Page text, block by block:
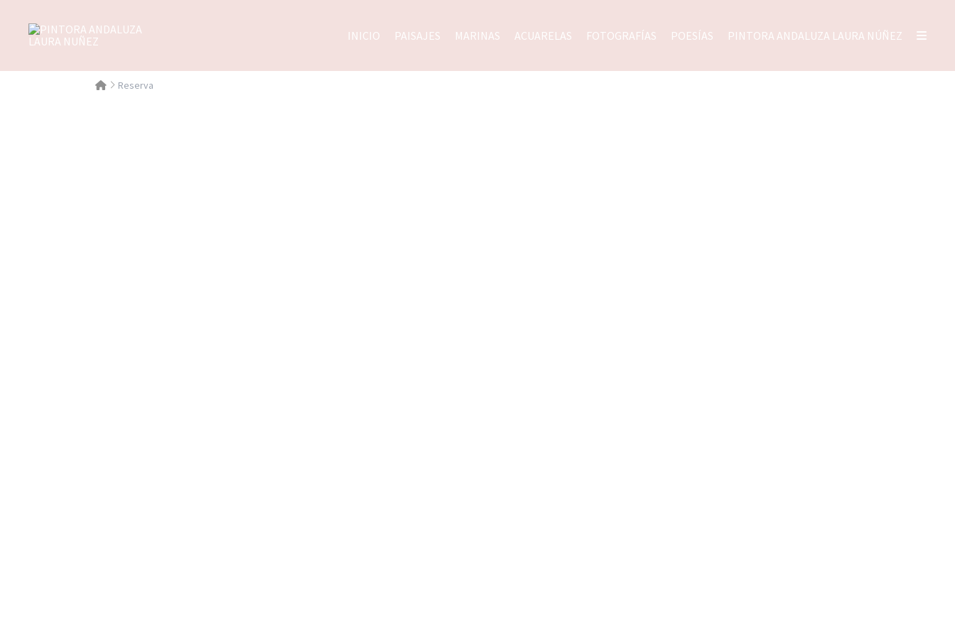
INICIO PAISAJES MARINAS ACUARELAS FOTOGRAFÍAS POESÍAS PINTORA ANDALUZA LAURA NÚÑEZ
Reserva